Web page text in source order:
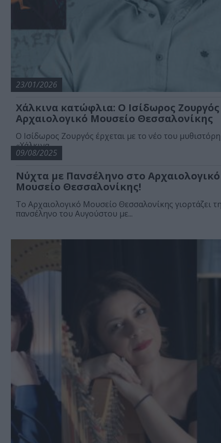
23/01/2026
Χάλκινα κατώφλια: Ο Ισίδωρος
Αρχαιολογικό Μουσείο Θεσσαλονίκης
Ο Ισίδωρος Ζουργός έρχεται με το νέο του
«Χάλκινα...
09/08/2025
Νύχτα με Πανσέληνο στο Αρχαιολογικό
Μουσείο Θεσσαλονίκης!
Το Αρχαιολογικό Μουσείο Θεσσαλονίκης γιορτάζει
πανσέληνο του Αυγούστου με...